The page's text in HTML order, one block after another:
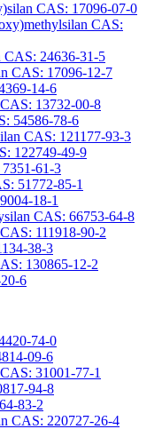
CAS: 17096-07-0
CAS:
24636-31-5
CAS: 17096-12-7
14-6
13732-00-8
54586-78-6
CAS: 121177-93-3
122749-49-9
61-3
51772-85-1
18-1
CAS: 66753-64-8
111918-90-2
38-3
130865-12-2
6
74-0
09-6
31001-77-1
94-8
83-2
CAS: 220727-26-4